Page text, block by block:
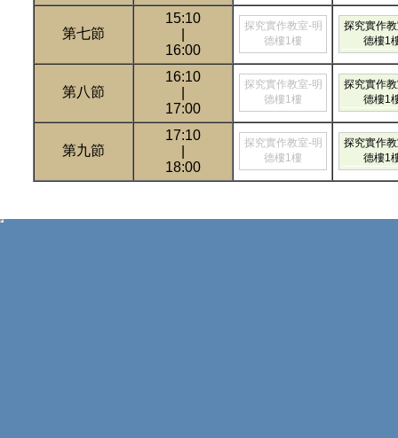
第七節
15:10
16:00
探究實作教室-明
德樓1樓
探究實作
德樓1
第八節
16:10
17:00
探究實作教室-明
德樓1樓
探究實作
德樓1
第九節
17:10
18:00
探究實作教室-明
德樓1樓
探究實作
德樓1